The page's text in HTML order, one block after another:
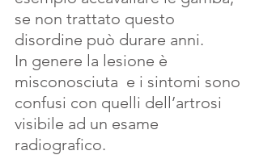
se non trattato questo
disordine può durare anni.
In genere la lesione è
misconosciuta  e i sintomi sono
confusi con quelli dell’artrosi
visibile ad un esame
radiografico.